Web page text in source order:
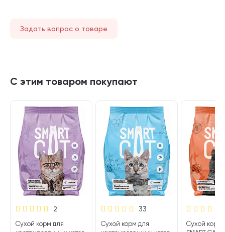
Задать вопрос о товаре
С этим товаром покупают
2
Сухой корм для
33
Сухой корм для
Сухой корм